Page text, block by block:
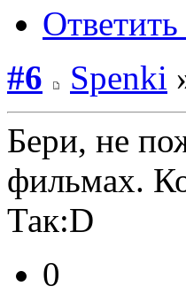
#6
Spenki
Бери, не
фильмах.
Так:D
0